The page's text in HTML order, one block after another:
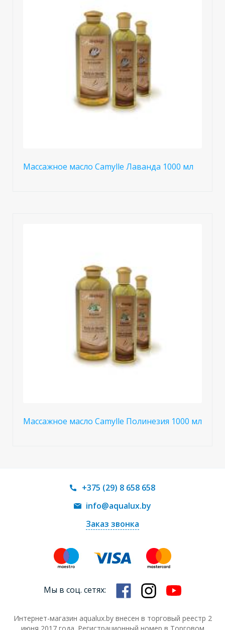
Массажное масло Camylle Лаванда 1000 мл
Массажное масло Camylle Полинезия 1000 мл
+375 (29) 8 658 658
info@aqualux.by
Заказ звонка
Мы в соц. сетях:
Интернет-магазин aqualux.by внесен в торговый реестр 2